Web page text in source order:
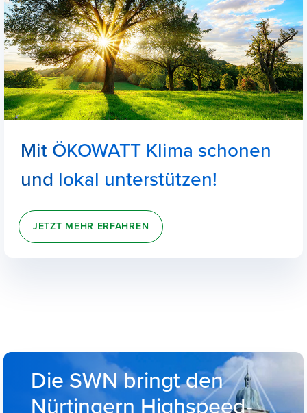
Mit ÖKOWATT Klima schonen
und lokal unterstützen!
JETZT MEHR ERFAHREN
Die SWN bringt den
Nürtingern Highspeed-